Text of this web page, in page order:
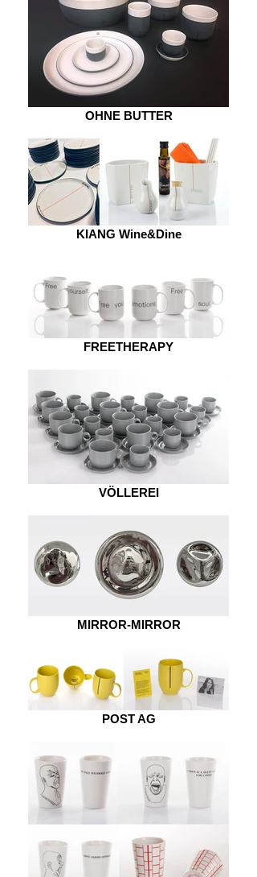
OHNE BUTTER
KIANG Wine&Dine
FREETHERAPY
VÖLLEREI
MIRROR-MIRROR
POST AG